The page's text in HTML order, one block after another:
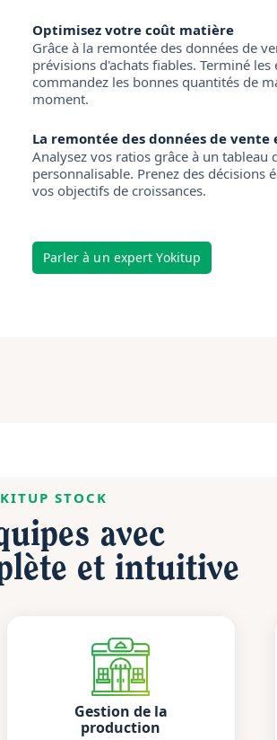
Optimisez votre coût matière
Grâce à la remontée des données de
prévisions d'achats fiables. Terminé les
commandez les bonnes quantités de
moment.
La remontée des données de vente
Analysez vos ratios grâce à un tableau
personnalisable. Prenez des décisions
vos objectifs de croissances.
Parler à un expert Yokitup
STOCK
avec
et intuitive
Gestion de la
production